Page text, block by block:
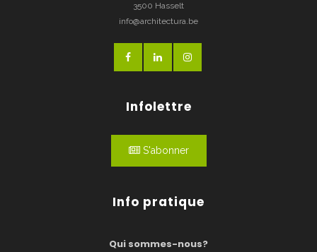
3500 Hasselt
info@architectura.be
Infolettre
S'abonner
Info pratique
Qui sommes-nous?